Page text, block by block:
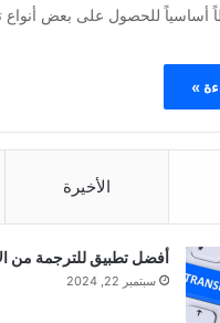
أساسياً للحصول على بعض أنواع
»
الأخيرة
أفضل تطبيق للترجمة من
سبتمبر 22, 2024